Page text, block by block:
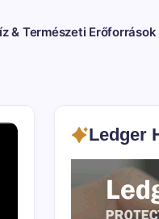
& Természeti Erőforrások
Ledger